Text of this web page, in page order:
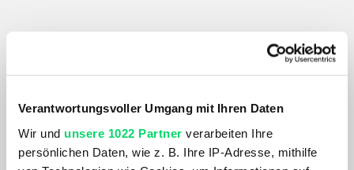
Verantwortungsvoller Umgang mit Ihren Daten
Wir und unsere 1022 Partner verarbeiten Ihre
persönlichen Daten, wie z. B. Ihre IP-Adresse, mithilfe
GRÖSSE VARIANTE WÄHLEN